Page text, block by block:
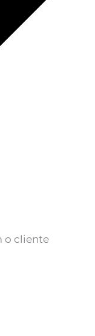
o cliente